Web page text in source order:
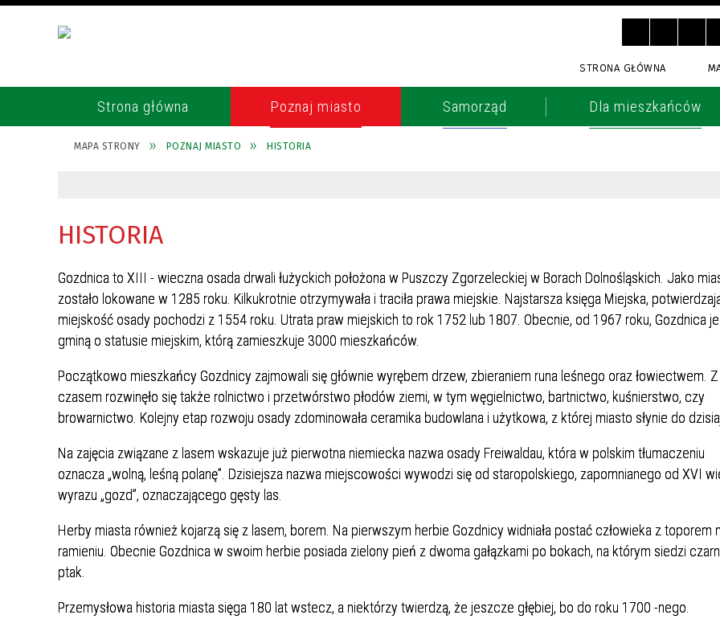
STRONA GŁÓWNA
Strona główna Poznaj miasto
POŁOŻENIE
GOSPODARKA
GMINY PARTNERSKIE
ORGANIZACJE I STOWARZYSZENIA
WILKI NAD NYSĄ
SYMBOLIKA
STATYSTYKA
SYSTEM INFORMACJI
PRZESTRZENNEJ
NAJWYŻSZY CERAMICZNY POMNIK W
EUROPIE
PLAN MIASTA
Samorząd
RADA MIASTA
REFERATY URZĘDU
URZĄD STANU CYWILNEGO
RADA SENIORÓW
MIEJSKIE JEDNOSTKI
ORGANIZACYJNE
Dla mieszkańców
REKULTYWACJA WYROBISKA
OCHRONA ŚRODOWISKA
CZUJNIK JAKOŚCI POWIETRZA
UTRZYMANIE CZYSTOŚCI I
PORZĄDKU W MIEŚCIE
PODATKI
POMOC SPOŁECZNA
EDUKACJA
KULTURA / KALENDARZ IMPREZ
SPORT I REKREACJA
BEZPŁATNY PUNKT POMOCY
PRAWNEJ
CMENTARZ KOMUNALNY
TELEFONY ALARMOWE
OCHRONA ZDROWIA
ENEA OPERATOR
ROZKŁADY JAZDY PKS, MZK, PKP
MAPA STRONY POZNAJ MIASTO HISTORIA
HISTORIA
Gozdnica to XIII - wieczna osada drwali łużyckich położona w Puszczy Zgorzeleckiej w Borach Dolnośląskich. Jako
zostało lokowane w 1285 roku. Kilkukrotnie otrzymywała i traciła prawa miejskie. Najstarsza księga Miejska,
miejskość osady pochodzi z 1554 roku. Utrata praw miejskich to rok 1752 lub 1807. Obecnie, od 1967 roku, Gozdnica
gminą o statusie miejskim, którą zamieszkuje 3000 mieszkańców.
Początkowo mieszkańcy Gozdnicy zajmowali się głównie wyrębem drzew, zbieraniem runa leśnego oraz łowiectwem. Z
czasem rozwinęło się także rolnictwo i przetwórstwo płodów ziemi, w tym węgielnictwo, bartnictwo, kuśnierstwo, czy
browarnictwo. Kolejny etap rozwoju osady zdominowała ceramika budowlana i użytkowa, z której miasto słynie do
Na zajęcia związane z lasem wskazuje już pierwotna niemiecka nazwa osady Freiwaldau, która w polskim tłumaczeniu
oznacza „wolną, leśną polanę”. Dzisiejsza nazwa miejscowości wywodzi się od staropolskiego, zapomnianego od XVI
wyrazu „gozd”, oznaczającego gęsty las.
Herby miasta również kojarzą się z lasem, borem. Na pierwszym herbie Gozdnicy widniała postać człowieka z toporem
ramieniu. Obecnie Gozdnica w swoim herbie posiada zielony pień z dwoma gałązkami po bokach, na którym siedzi
ptak.
Przemysłowa historia miasta sięga 180 lat wstecz, a niektórzy twierdzą, że jeszcze głębiej, bo do roku 1700 -nego.